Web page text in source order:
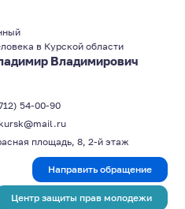
в Курской области
Владимирович
54-00-90
площадь, 8, 2-й этаж
Направить обращение
Центр защиты прав молодежи